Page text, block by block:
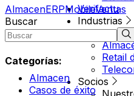
Verifactu
Industrias
Retail
Socios
AlmacenERPMobileVentas
Buscar
Categorías:
Almacen
Casos de éxito